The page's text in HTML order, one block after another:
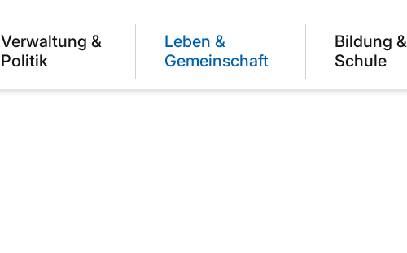
Verwaltung &
Politik
Leben &
Gemeinschaft
Bildung &
Schule